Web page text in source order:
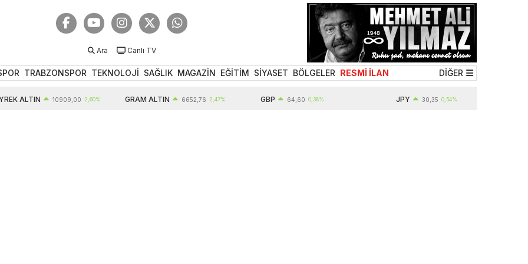
Ara Canlı TV
TRABZONSPOR TEKNOLOJİ SAĞLIK MAGAZİN EĞİTİM SİYASET BÖLGELER RESMİ İLAN DİĞER
ALTIN 10909,00 2,60% GRAM ALTIN 6652,76 2,47% GBP 64,60 0,38% JPY 30,35 0,54%